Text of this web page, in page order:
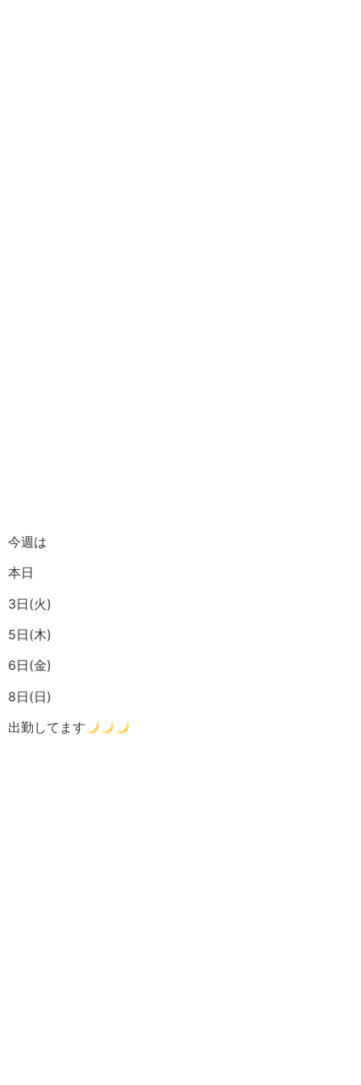
今週は
本日
3日(火)
5日(木)
6日(金)
8日(日)
出勤してます